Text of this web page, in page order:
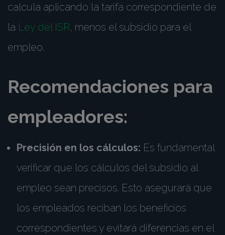
calcula aplicando la tarifa correspondiente de
la Ley del ISR, menos el subsidio para el
empleo.
Recomendaciones para
empleadores:
Precisión en los cálculos: Es fundamental
verificar que los cálculos del subsidio al
empleo sean precisos. Esto asegurará que
los empleados reciban los beneficios
correspondientes y evitará diferencias en el